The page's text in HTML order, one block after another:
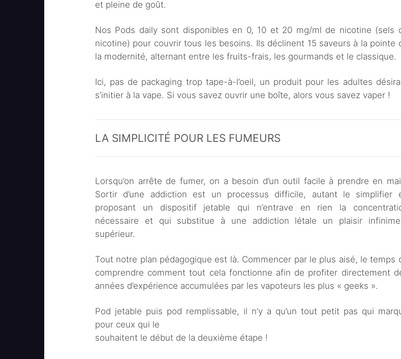
et pleine de goût.
Nos Pods daily sont disponibles en 0, 10 et 20 mg/ml de nicotine (sels
nicotine) pour couvrir tous les besoins. Ils déclinent 15 saveurs à la pointe
la modernité, alternant entre les fruits-frais, les gourmands et le classique.
Ici, pas de packaging trop tape-à-l’oeil, un produit pour les adultes
s’initier à la vape. Si vous savez ouvrir une boîte, alors vous savez vaper !
LA SIMPLICITÉ POUR LES FUMEURS
Lorsqu’on arrête de fumer, on a besoin d’un outil facile à prendre en
Sortir d’une addiction est un processus difficile, autant le simplifier
proposant un dispositif jetable qui n’entrave en rien la
nécessaire et qui substitue à une addiction létale un plaisir
supérieur.
Tout notre plan pédagogique est là. Commencer par le plus aisé, le temps
comprendre comment tout cela fonctionne afin de profiter directement
années d’expérience accumulées par les vapoteurs les plus « geeks ».
Pod jetable puis pod remplissable, il n’y a qu’un tout petit pas qui
pour ceux qui le
souhaitent le début de la deuxième étape !